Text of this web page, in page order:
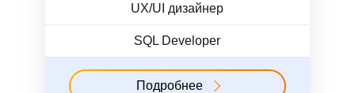
UX/UI дизайнер
SQL Developer
Подробнее